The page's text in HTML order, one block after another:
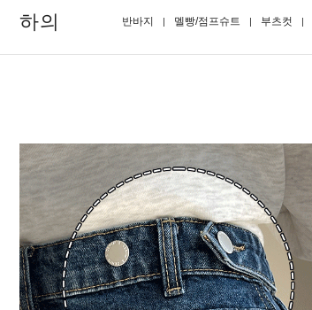
하의 반바지 멜빵/점프슈트 부츠컷